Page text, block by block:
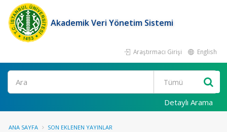
Akademik Veri Yönetim Sistemi
Araştırmacı Girişi English
Ara
Detaylı Arama
ANA SAYFA SON EKLENEN YAYINLAR